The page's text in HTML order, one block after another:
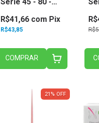
R$43,85
R$41,66 com Pix
COMPRAR
21 % OFF